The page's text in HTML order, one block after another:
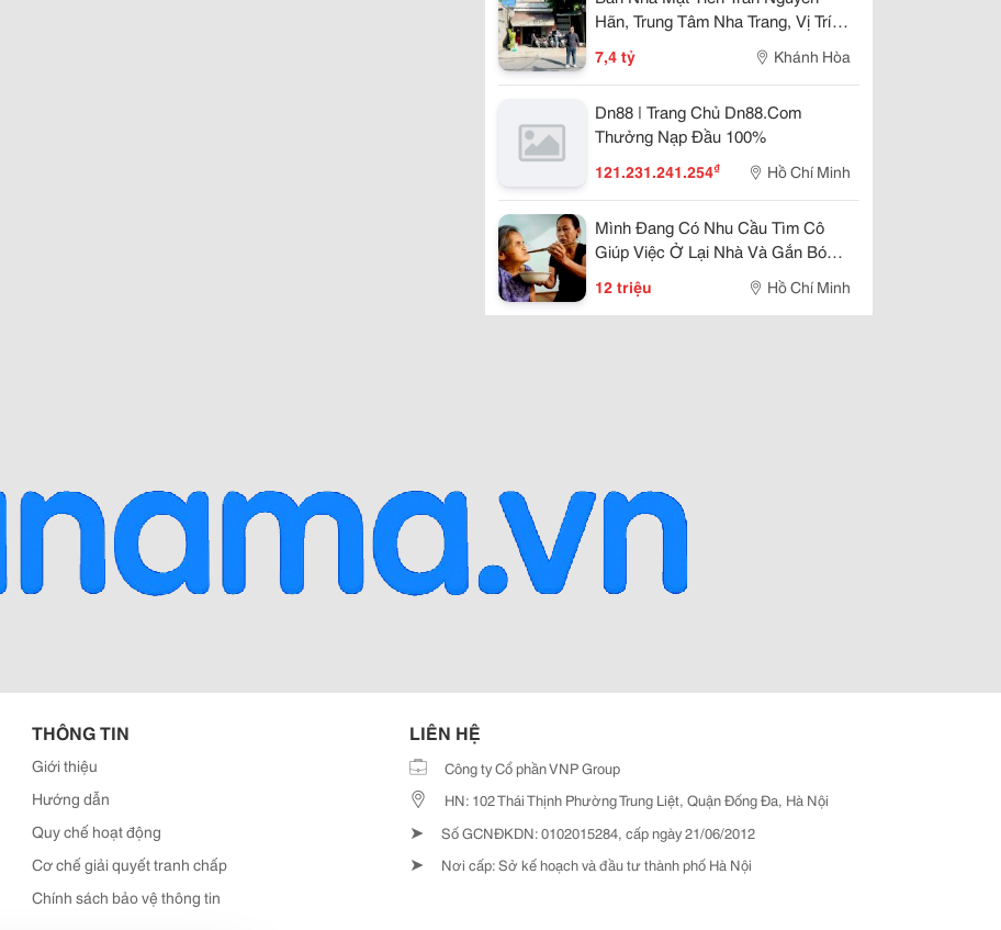
Hãn, Trung Tâm Nha Trang, Vị Trí
Kinh Doanh Đẹp, Giá 7,4 Tỷ
7,4 tỷ Khánh Hòa
Dn88 | Trang Chủ Dn88.Com
Thưởng Nạp Đầu 100%
121.231.241.254₫ Hồ Chí Minh
Mình Đang Có Nhu Cầu Tìm Cô
Giúp Việc Ở Lại Nhà Và Gắn Bó
12 triệu Hồ Chí Minh
THÔNG TIN
Giới thiệu
Hướng dẫn
Quy chế hoạt động
Cơ chế giải quyết tranh chấp
Chính sách bảo vệ thông tin
LIÊN HỆ
Công ty Cổ phần VNP Group
HN: 102 Thái Thịnh Phường Trung Liệt, Quận Đống Đa, Hà Nội
➤ Số GCNĐKDN: 0102015284, cấp ngày 21/06/2012
➤ Nơi cấp: Sở kế hoạch và đầu tư thành phố Hà Nội